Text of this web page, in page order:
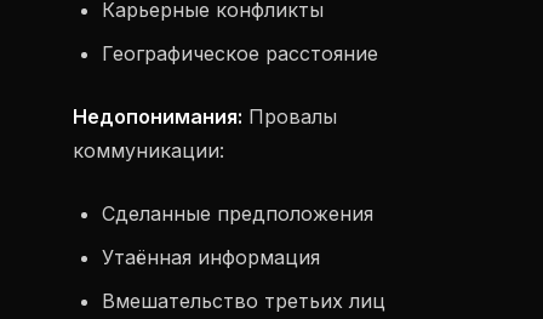
Карьерные конфликты
Географическое расстояние
Недопонимания: Провалы
коммуникации:
Сделанные предположения
Утаённая информация
Вмешательство третьих лиц